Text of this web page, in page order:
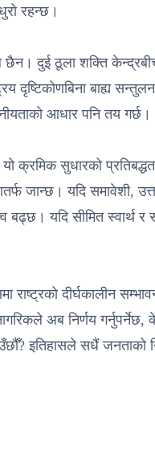
रहन्छ।
दुई ठूला शक्ति
दृष्टिकोणबिना बाह्य
आधार पनि तय गर्छ।
यो क्रमिक सुधारको
जान्छ। यदि समावेशी,
यदि सीमित स्वार्थ र
दीर्घकालीन
अब निर्णय गर्नुपर्नेछ,
इतिहासले सधैं जनताको